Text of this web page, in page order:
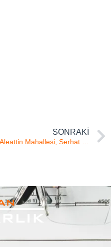
SONRAKI